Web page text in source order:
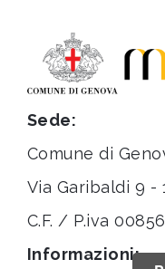
Sede:
Comune di
Via Garibaldi 9 -
C.F. / P.iva
Informazioni: